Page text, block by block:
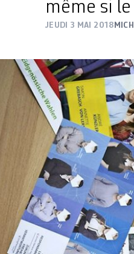
même si
JEUDI 3 MAI 2018